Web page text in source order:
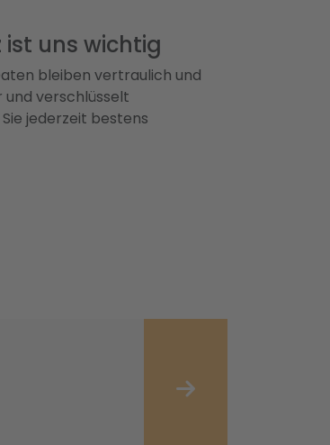
uns wichtig
bleiben vertraulich und
verschlüsselt
jederzeit bestens